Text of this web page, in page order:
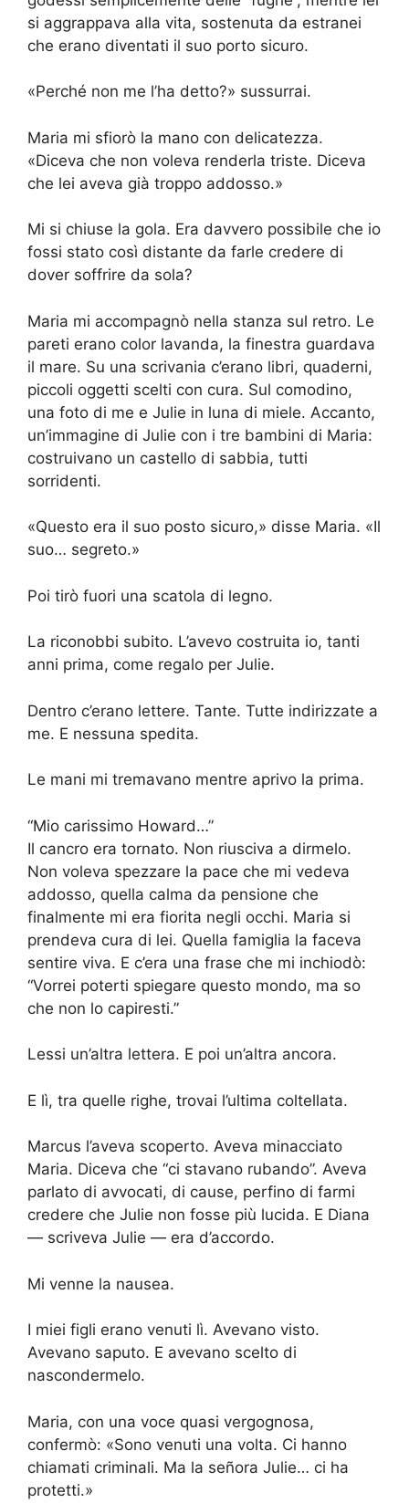
si aggrappava alla vita, sostenuta da estranei
che erano diventati il suo porto sicuro.
«Perché non me l’ha detto?» sussurrai.
Maria mi sfiorò la mano con delicatezza.
«Diceva che non voleva renderla triste. Diceva
che lei aveva già troppo addosso.»
Mi si chiuse la gola. Era davvero possibile che io
fossi stato così distante da farle credere di
dover soffrire da sola?
Maria mi accompagnò nella stanza sul retro. Le
pareti erano color lavanda, la finestra guardava
il mare. Su una scrivania c’erano libri, quaderni,
piccoli oggetti scelti con cura. Sul comodino,
una foto di me e Julie in luna di miele. Accanto,
un’immagine di Julie con i tre bambini di Maria:
costruivano un castello di sabbia, tutti
sorridenti.
«Questo era il suo posto sicuro,» disse Maria. «Il
suo… segreto.»
Poi tirò fuori una scatola di legno.
La riconobbi subito. L’avevo costruita io, tanti
anni prima, come regalo per Julie.
Dentro c’erano lettere. Tante. Tutte indirizzate a
me. E nessuna spedita.
Le mani mi tremavano mentre aprivo la prima.
“Mio carissimo Howard…”
Il cancro era tornato. Non riusciva a dirmelo.
Non voleva spezzare la pace che mi vedeva
addosso, quella calma da pensione che
finalmente mi era fiorita negli occhi. Maria si
prendeva cura di lei. Quella famiglia la faceva
sentire viva. E c’era una frase che mi inchiodò:
“Vorrei poterti spiegare questo mondo, ma so
che non lo capiresti.”
Lessi un’altra lettera. E poi un’altra ancora.
E lì, tra quelle righe, trovai l’ultima coltellata.
Marcus l’aveva scoperto. Aveva minacciato
Maria. Diceva che “ci stavano rubando”. Aveva
parlato di avvocati, di cause, perfino di farmi
credere che Julie non fosse più lucida. E Diana
— scriveva Julie — era d’accordo.
Mi venne la nausea.
I miei figli erano venuti lì. Avevano visto.
Avevano saputo. E avevano scelto di
nascondermelo.
Maria, con una voce quasi vergognosa,
confermò: «Sono venuti una volta. Ci hanno
chiamati criminali. Ma la señora Julie… ci ha
protetti.»